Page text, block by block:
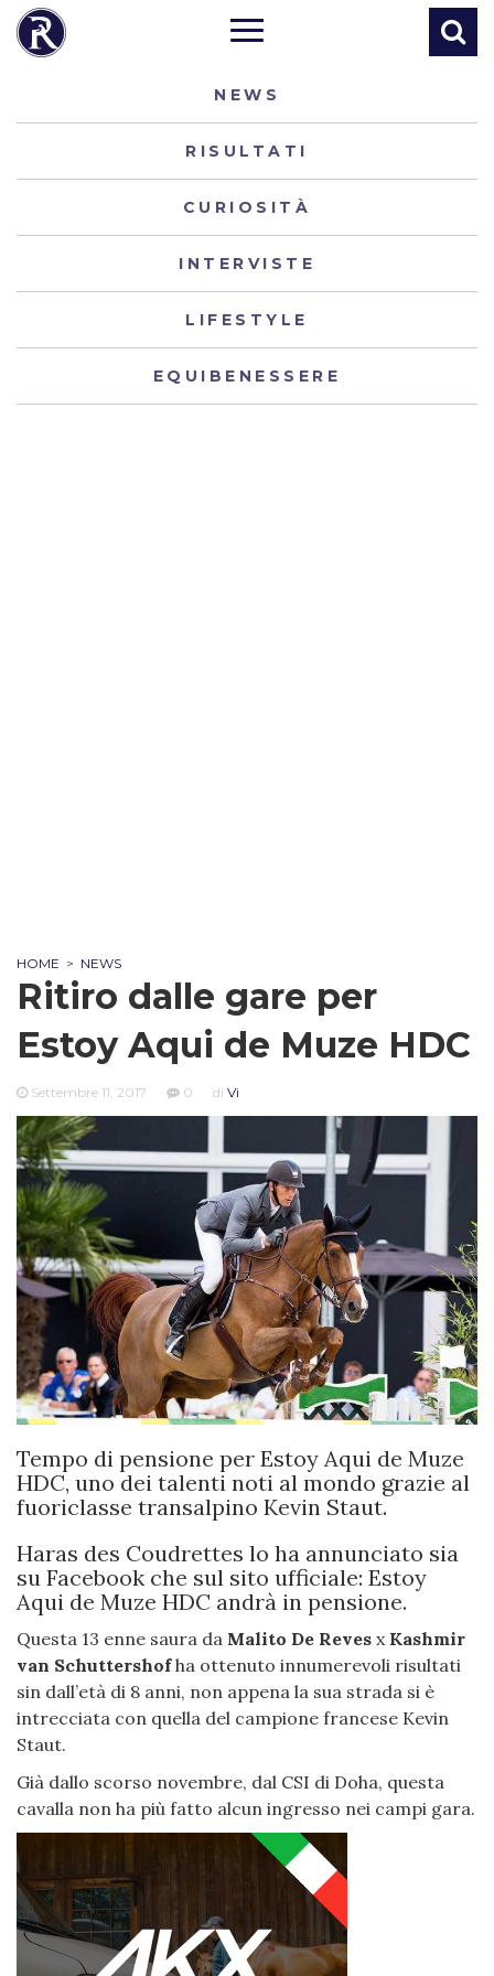
NEWS
RISULTATI
CURIOSITÀ
INTERVISTE
LIFESTYLE
EQUIBENESSERE
HOME > NEWS
Ritiro dalle gare per
Estoy Aqui de Muze HDC
Settembre 11, 2017 0 di Vi
Tempo di pensione per Estoy Aqui de Muze
HDC, uno dei talenti noti al mondo grazie al
fuoriclasse transalpino Kevin Staut.
Haras des Coudrettes lo ha annunciato sia
su Facebook che sul sito ufficiale: Estoy
Aqui de Muze HDC andrà in pensione.
Questa 13 enne saura da Malito De Reves x Kashmir
van Schuttershofha ottenuto innumerevoli risultati
sin dall’età di 8 anni, non appena la sua strada si è
intrecciata con quella del campione francese Kevin
Staut.
Già dallo scorso novembre, dal CSI di Doha, questa
cavalla non ha più fatto alcun ingresso nei campi gara.